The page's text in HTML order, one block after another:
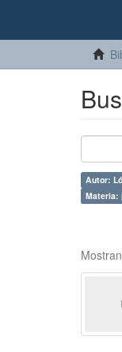
Autor:
Materia: